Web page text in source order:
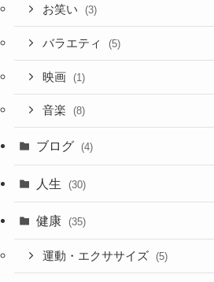
お笑い (3)
バラエティ (5)
映画 (1)
音楽 (8)
ブログ (4)
人生 (30)
健康 (35)
運動・エクササイズ (5)